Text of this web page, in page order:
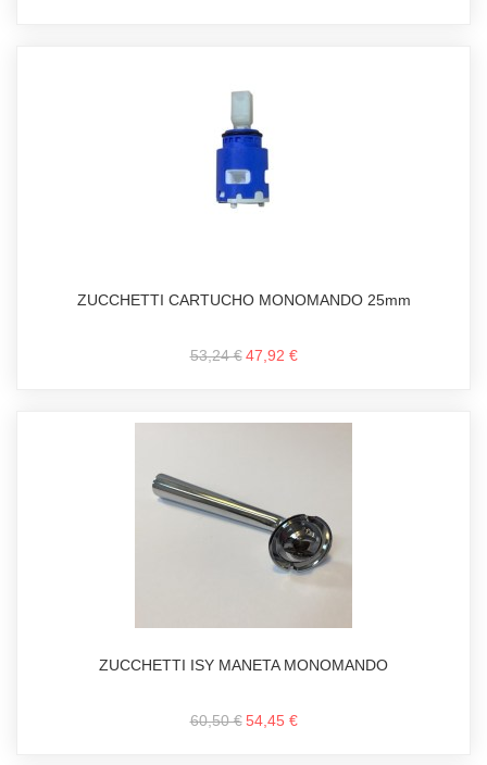
ZUCCHETTI CARTUCHO MONOMANDO 25mm
53,24 € 47,92 €
ZUCCHETTI ISY MANETA MONOMANDO
60,50 € 54,45 €